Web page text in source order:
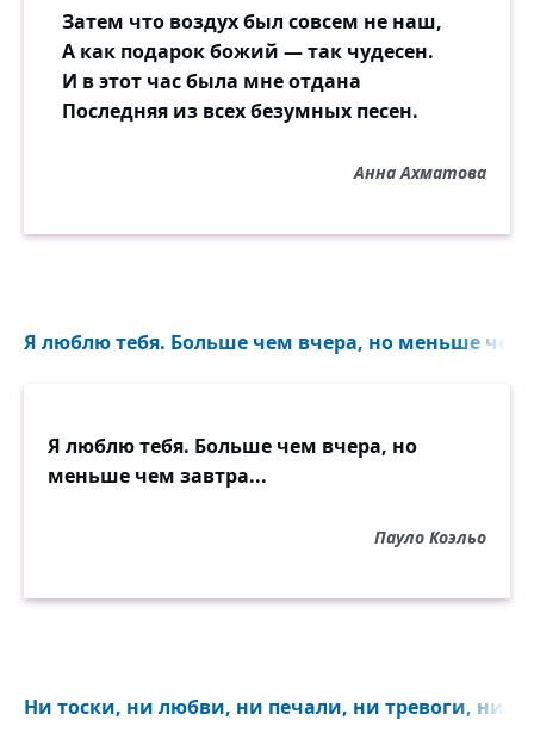
Затем что воздух был совсем не наш,
А как подарок божий — так чудесен.
И в этот час была мне отдана
Последняя из всех безумных песен.
Анна Ахматова
Я люблю тебя. Больше чем вчера, но меньше чем
Я люблю тебя. Больше чем вчера, но
меньше чем завтра...
Пауло Коэльо
Ни тоски, ни любви, ни печали, ни тревоги, ни